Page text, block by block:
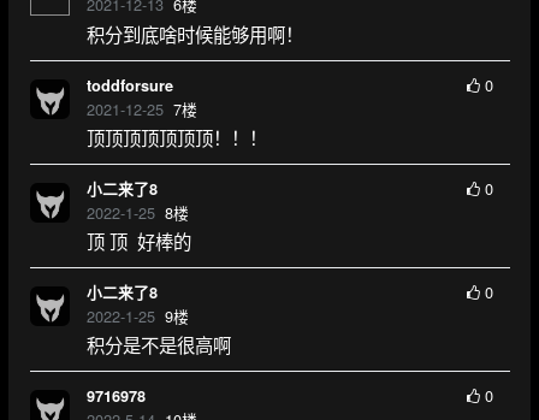
2021-12-13 6楼
积分到底啥时候能够用啊！
toddforsure
2021-12-25 7楼
0
顶顶顶顶顶顶顶！！！
小二来了8
2022-1-25 8楼
0
顶 顶 好棒的
小二来了8
2022-1-25 9楼
0
积分是不是很高啊
9716978 0